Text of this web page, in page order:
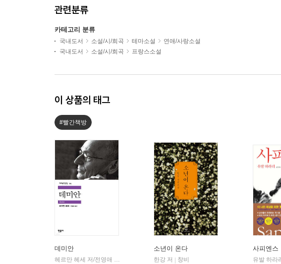
관련분류
카테고리 분류
국내도서 소설/시/희곡 테마소설
연애/사랑소설
국내도서
소설/시/희곡 프랑스소설
이 상품의 태그
#빨간책방
데미안
헤르만 헤세 저/전영애 역
소년이 온다
한강 저
창비
사피엔스